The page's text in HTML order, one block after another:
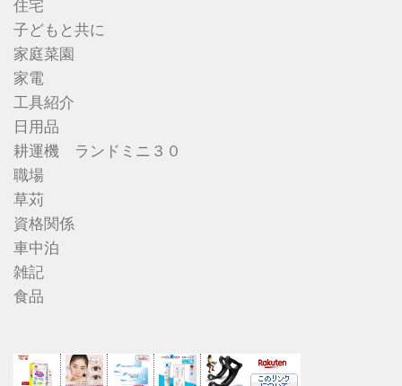
住宅
子どもと共に
家庭菜園
家電
工具紹介
日用品
耕運機 ランドミニ３０
職場
草苅
資格関係
車中泊
雑記
食品